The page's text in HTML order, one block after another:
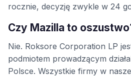
rocznie, decyzję zwykle w 24
Czy Mazilla to
Nie. Roksore Corporation LP
podmiotem prowadzącym
Polsce. Wszystkie firmy w